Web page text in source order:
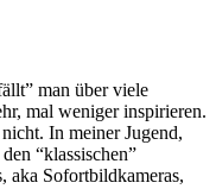
man über viele
mal weniger inspirieren.
In meiner Jugend,
“klassischen”
aka Sofortbildkameras,